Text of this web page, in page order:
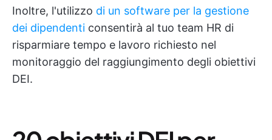
Inoltre, l'utilizzo di un software per la gestione
dei dipendenti consentirà al tuo team HR di
risparmiare tempo e lavoro richiesto nel
monitoraggio del raggiungimento degli obiettivi
DEI.